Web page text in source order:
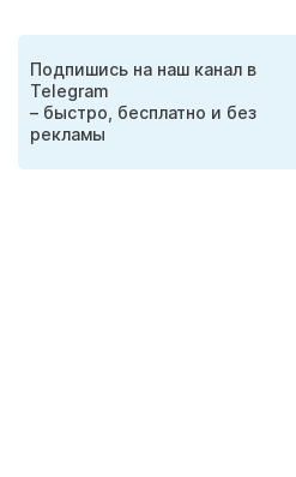
Подпишись на наш канал в
Telegram
– быстро, бесплатно и без
рекламы